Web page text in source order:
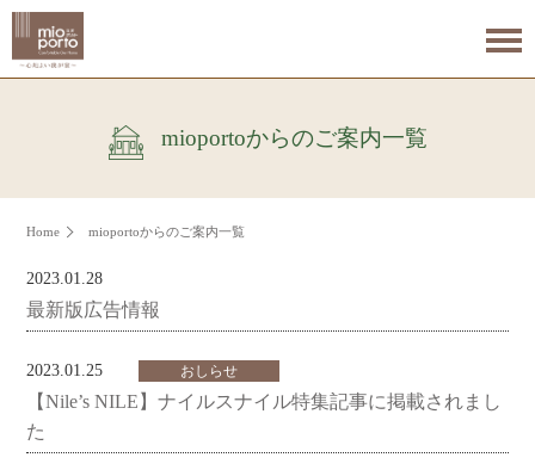
mioportoからのご案内一覧
Home mioportoからのご案内一覧
2023.01.28
最新版広告情報
2023.01.25 おしらせ
【Nile’s NILE】ナイルスナイル特集記事に掲載されまし
た